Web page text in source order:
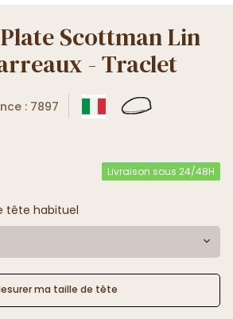
Scottman Lin
- Traclet
: 7897
Livraison sous 24/48H
tête habituel
ma taille de tête